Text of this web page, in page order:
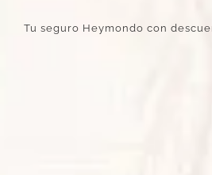
Tu seguro Heymondo con